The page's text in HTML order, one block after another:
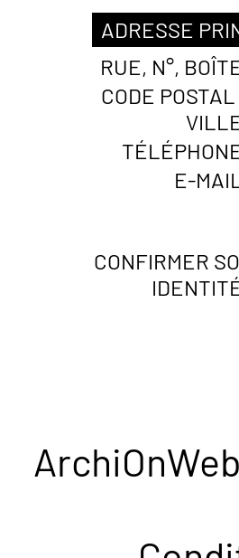
ADRESSE
RUE, N°,
CODE
E-
CONFIRMER